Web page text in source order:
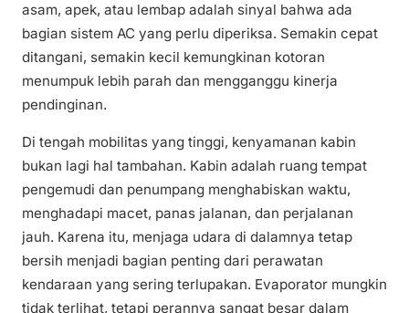
asam, apek, atau lembap adalah sinyal bahwa ada
bagian sistem AC yang perlu diperiksa. Semakin cepat
ditangani, semakin kecil kemungkinan kotoran
menumpuk lebih parah dan mengganggu kinerja
pendinginan.
Di tengah mobilitas yang tinggi, kenyamanan kabin
bukan lagi hal tambahan. Kabin adalah ruang tempat
pengemudi dan penumpang menghabiskan waktu,
menghadapi macet, panas jalanan, dan perjalanan
jauh. Karena itu, menjaga udara di dalamnya tetap
bersih menjadi bagian penting dari perawatan
kendaraan yang sering terlupakan. Evaporator mungkin
tidak terlihat, tetapi perannya sangat besar dalam